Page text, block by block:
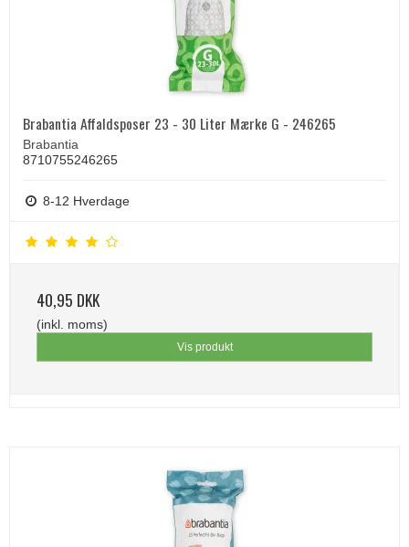
Brabantia Affaldsposer 23 - 30 Liter Mærke G - 246265
Brabantia
8710755246265
8-12 Hverdage
40,95 DKK
(inkl. moms)
Vis produkt